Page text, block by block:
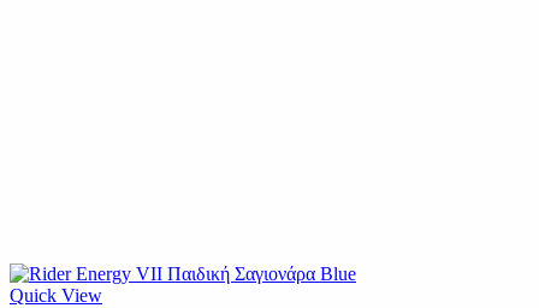
Quick View